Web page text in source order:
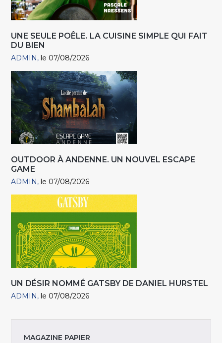
UNE SEULE POÊLE. LA CUISINE SIMPLE QUI FAIT
DU BIEN
ADMIN le 07/08/2026
OUTDOOR À ANDENNE. UN NOUVEL ESCAPE
GAME
ADMIN le 07/08/2026
UN DÉSIR NOMMÉ GATSBY DE DANIEL HURSTEL
ADMIN le 07/08/2026
MAGAZINE PAPIER